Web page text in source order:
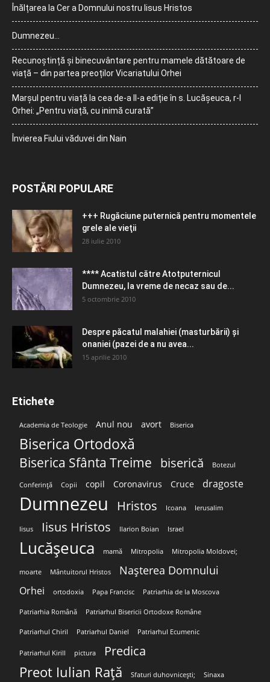
Înălțarea la Cer a Domnului nostru Iisus Hristos
Dumnezeu…
Recunoștință și binecuvântare pentru mamele dătătoare de
viață – din partea preoților Vicariatului Orhei
Marșul pentru viață la cea de-a II-a ediție în s. Lucășeuca, r-l
Orhei: „Pentru viață, cu inimă curată”
Învierea Fiului văduvei din Nain
POSTĂRI POPULARE
+++ Rugăciune puternică pentru momentele
grele ale vieţii
28 iulie 2010
**** Acatistul către Atotputernicul
Dumnezeu, la vreme de necaz sau de...
5 octombrie 2010
Despre păcatul malahiei (masturbării) şi
onaniei (pazei de a nu avea...
15 aprilie 2010
Etichete
Academia de Teologie Anul nou avort Biserica
Biserica Ortodoxă
Biserica Sfânta Treime biserică Botezul
Conferință Copii copil Coronavirus Cruce dragoste
Dumnezeu Hristos Icoana Ierusalim
Iisus Iisus Hristos Ilarion Boian Israel
Lucășeuca mamă Mitropolia Mitropolia Moldovei;
moarte Mântuitorul Hristos Nașterea Domnului
Orhei ortodoxia Papa Francisc Patriarhia de la Moscova
Patriarhia Română Patriarhul Bisericii Ortodoxe Române
Patriarhul Chiril Patriarhul Daniel Patriarhul Ecumenic
Patriarhul Kirill pictura Predica
Preot Iulian Rață Sfaturi duhovnicești; Sinaxa